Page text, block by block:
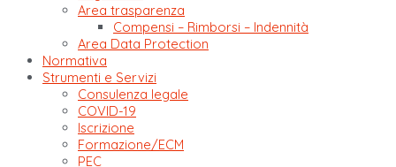
Area trasparenza
Compensi – Rimborsi – Indennità
Area Data Protection
Normativa
Strumenti e Servizi
Consulenza legale
COVID-19
Iscrizione
Formazione/ECM
PEC